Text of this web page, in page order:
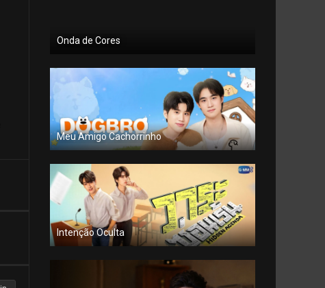
Onda de Cores
Meu Amigo Cachorrinho
Intenção Oculta